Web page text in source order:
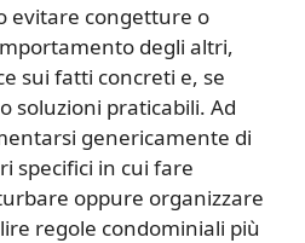
evitare congetture o
degli altri,
sui fatti concreti e, se
soluzioni praticabili. Ad
genericamente di
specifici in cui fare
oppure organizzare
regole condominiali più